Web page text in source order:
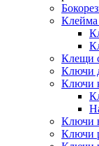
Клещи
Ключи
Ключи
Ключи
Ключи